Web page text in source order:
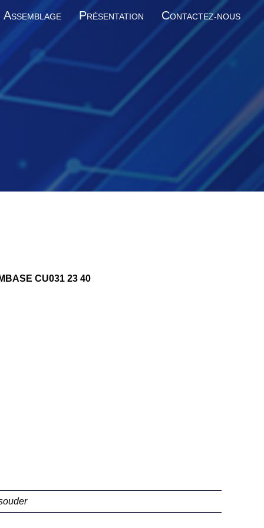
ASSEMBLAGE PRÉSENTATION CONTACTEZ-NOUS
CU031 23 40